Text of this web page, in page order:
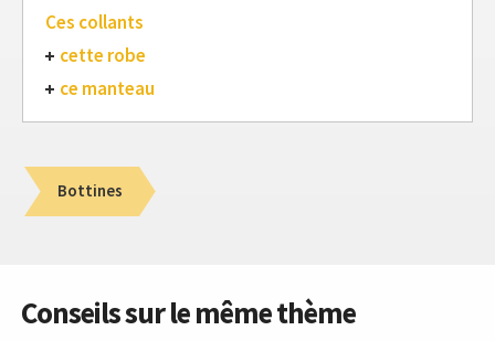
Ces collants
cette robe
ce manteau
Bottines
Conseils sur le même thème